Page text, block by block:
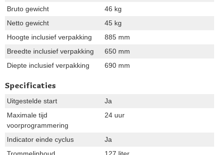
Bruto gewicht
46 kg
Netto gewicht
45 kg
Hoogte inclusief verpakking
885 mm
Breedte inclusief verpakking
650 mm
Diepte inclusief verpakking
690 mm
Specificaties
Uitgestelde start
Ja
Maximale tijd
voorprogrammering
24 uur
Indicator einde cyclus
Ja